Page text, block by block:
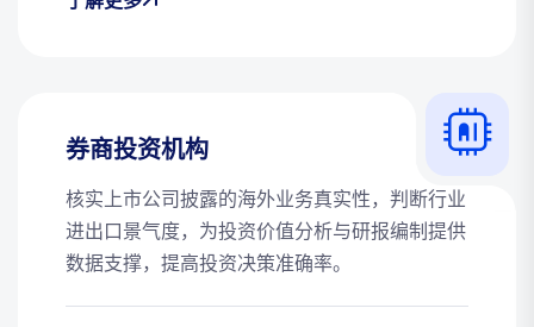
券商投资机构
核实上市公司披露的海外业务真实性，判断行业
进出口景气度，为投资价值分析与研报编制提供
数据支撑，提高投资决策准确率。